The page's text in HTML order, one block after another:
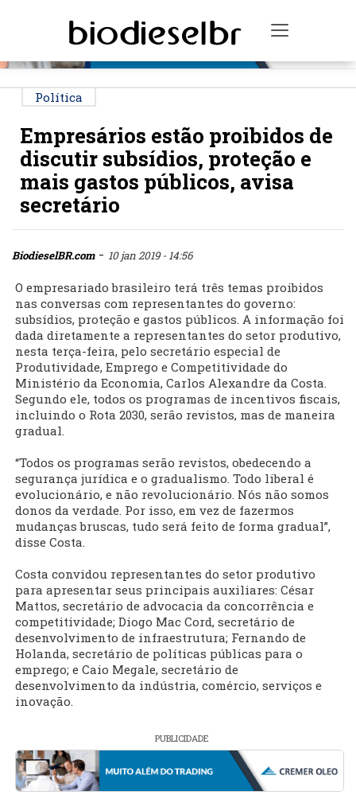
Toggle
Política
Empresários estão proibidos de
discutir subsídios, proteção e
mais gastos públicos, avisa
secretário
BiodieselBR.com- 10 jan 2019 - 14:56
O empresariado brasileiro terá três temas proibidos
nas conversas com representantes do governo:
subsídios, proteção e gastos públicos. A informação foi
dada diretamente a representantes do setor produtivo,
nesta terça-feira, pelo secretário especial de
Produtividade, Emprego e Competitividade do
Ministério da Economia, Carlos Alexandre da Costa.
Segundo ele, todos os programas de incentivos fiscais,
incluindo o Rota 2030, serão revistos, mas de maneira
gradual.
“Todos os programas serão revistos, obedecendo a
segurança jurídica e o gradualismo. Todo liberal é
evolucionário, e não revolucionário. Nós não somos
donos da verdade. Por isso, em vez de fazermos
mudanças bruscas, tudo será feito de forma gradual”,
disse Costa.
Costa convidou representantes do setor produtivo
para apresentar seus principais auxiliares: César
Mattos, secretário de advocacia da concorrência e
competitividade; Diogo Mac Cord, secretário de
desenvolvimento de infraestrutura; Fernando de
Holanda, secretário de políticas públicas para o
emprego; e Caio Megale, secretário de
desenvolvimento da indústria, comércio, serviços e
inovação.
PUBLICIDADE